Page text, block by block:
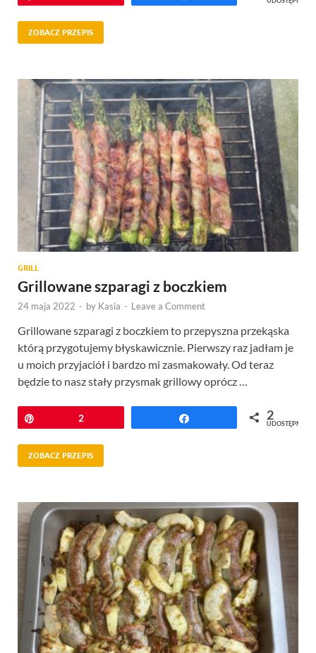
ZOBACZ PRZEPIS
GRILL
Grillowane szparagi z boczkiem
24 maja 2022 - by Kasia - Leave a Comment
Grillowane szparagi z boczkiem to przepyszna przekąska
którą przygotujemy błyskawicznie. Pierwszy raz jadłam je
u moich przyjaciół i bardzo mi zasmakowały. Od teraz
będzie to nasz stały przysmak grillowy oprócz …
Przypnij2 2
UDOSTĘPNIEŃ
ZOBACZ PRZEPIS